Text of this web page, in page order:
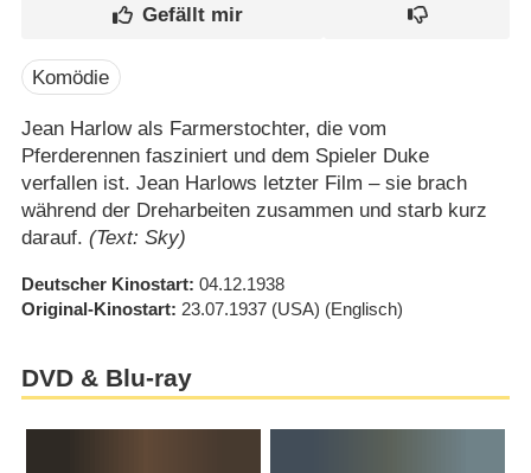
Komödie
Jean Harlow als Farmerstochter, die vom
Pferderennen fasziniert und dem Spieler Duke
verfallen ist. Jean Harlows letzter Film – sie brach
während der Dreharbeiten zusammen und starb kurz
darauf. (Text: Sky)
Deutscher Kinostart 04.12.1938
Original-Kinostart 23.07.1937 (USA) (Englisch)
DVD & Blu-ray